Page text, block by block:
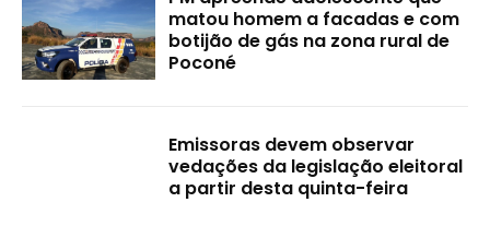
matou homem a facadas e com
botijão de gás na zona rural de
Poconé
Emissoras devem observar
vedações da legislação eleitoral
a partir desta quinta-feira